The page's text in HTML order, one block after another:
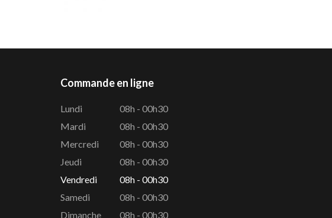
Commande en ligne
Lundi
08h - 00h30
Mardi
08h - 00h30
Mercredi
08h - 00h30
Jeudi
08h - 00h30
Vendredi
08h - 00h30
Samedi
08h - 00h30
Dimanche
08h - 00h30